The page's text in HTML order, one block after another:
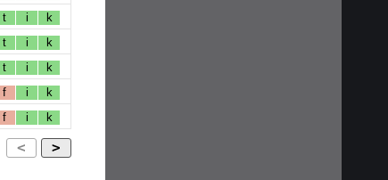
t i k
t i k
t i k
f i k
f i k